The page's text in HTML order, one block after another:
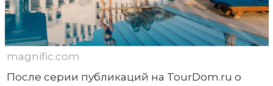
magnific.com
После серии публикаций на TourDom.ru о